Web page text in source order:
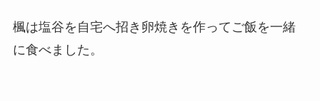
楓は塩谷を自宅へ招き卵焼きを作ってご飯を一緒
に食べました。